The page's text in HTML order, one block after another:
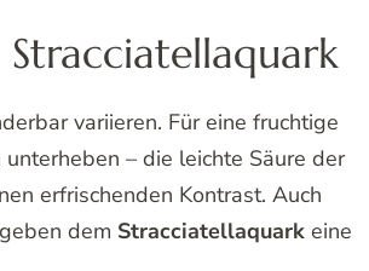
variieren. Für eine fruchtige
– die leichte Säure der
erfrischenden Kontrast. Auch
dem Stracciatellaquark eine